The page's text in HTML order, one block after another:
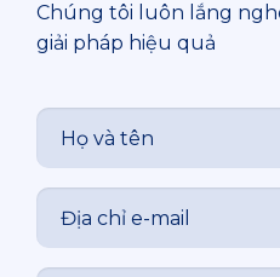
Chúng tôi luôn lắng
giải pháp hiệu quả